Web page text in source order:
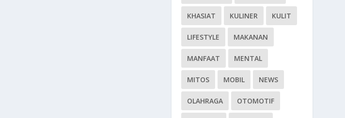
KHASIAT KULINER KULIT
LIFESTYLE MAKANAN
MANFAAT MENTAL
MITOS MOBIL NEWS
OLAHRAGA OTOMOTIF